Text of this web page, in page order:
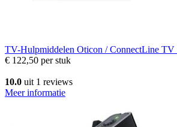
TV-Hulpmiddelen Oticon / ConnectLine TV
€ 122,50 per stuk
10.0 uit 1 reviews
Meer informatie